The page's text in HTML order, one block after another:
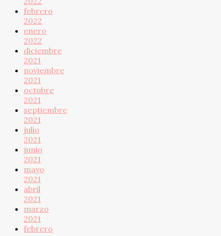
febrero
2022
enero
2022
diciembre
2021
noviembre
2021
octubre
2021
septiembre
2021
julio
2021
junio
2021
mayo
2021
abril
2021
marzo
2021
febrero